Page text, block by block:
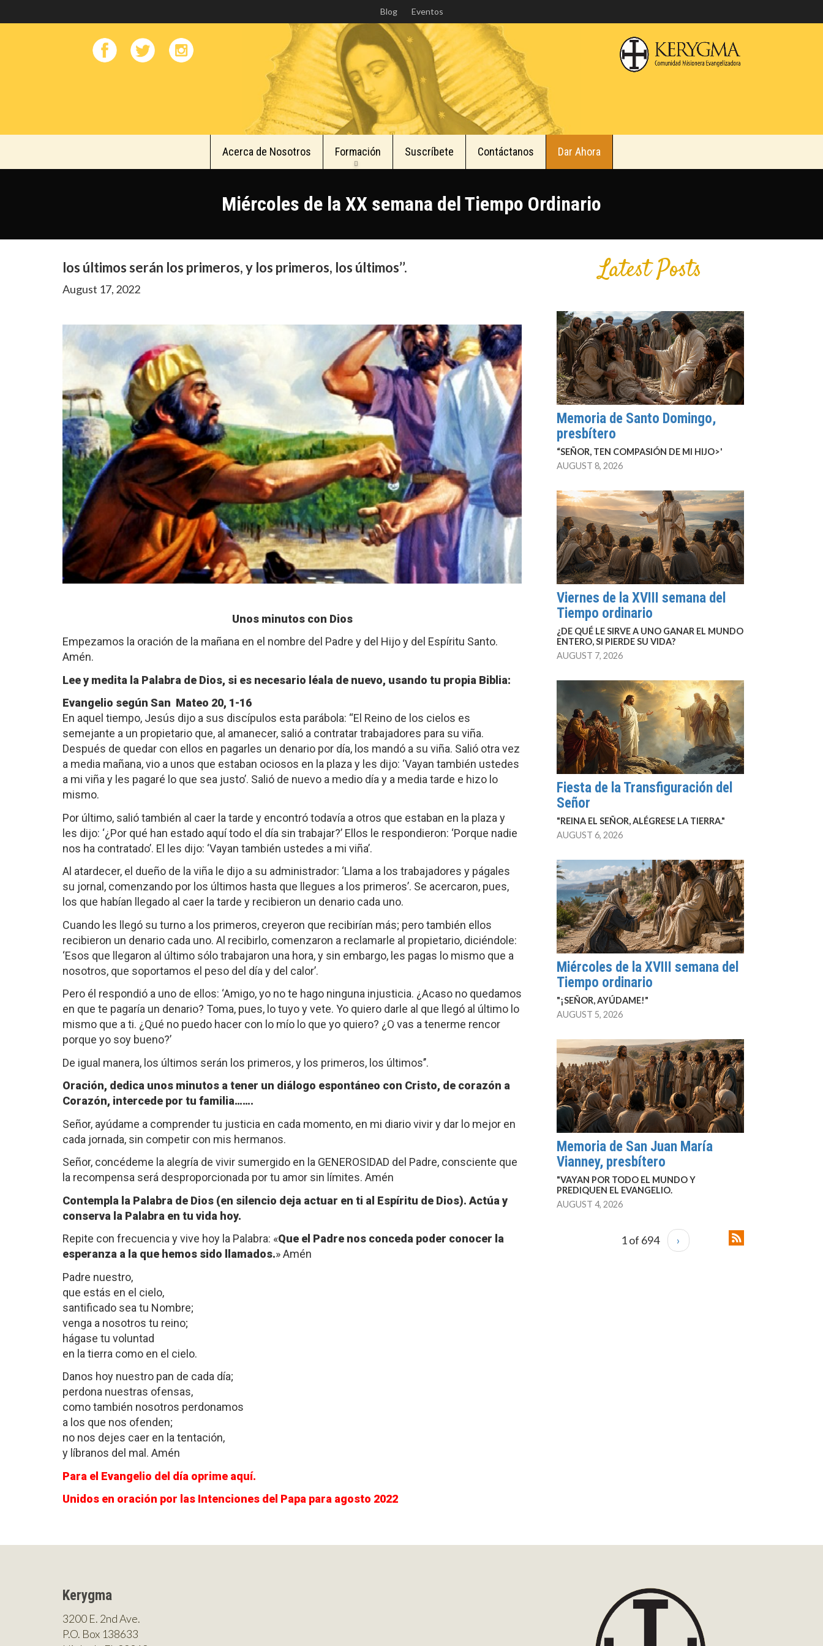
Skip
to
main
content
Blog Eventos
Acerca de Nosotros Formación Suscríbete Contáctanos Dar Ahora
Miércoles de la XX semana del Tiempo Ordinario
los últimos serán los primeros, y los primeros, los últimos’’.
August 17, 2022
Unos minutos con Dios
Empezamos la oración de la mañana en el nombre del Padre y del Hijo y del Espíritu Santo.
Amén.
Lee y medita la Palabra de Dios, si es necesario léala de nuevo, usando tu propia Biblia:
Evangelio según San Mateo 20, 1-16
En aquel tiempo, Jesús dijo a sus discípulos esta parábola: “El Reino de los cielos es
semejante a un propietario que, al amanecer, salió a contratar trabajadores para su viña.
Después de quedar con ellos en pagarles un denario por día, los mandó a su viña. Salió otra vez
a media mañana, vio a unos que estaban ociosos en la plaza y les dijo: ‘Vayan también ustedes
a mi viña y les pagaré lo que sea justo’. Salió de nuevo a medio día y a media tarde e hizo lo
mismo.
Por último, salió también al caer la tarde y encontró todavía a otros que estaban en la plaza y
les dijo: ‘¿Por qué han estado aquí todo el día sin trabajar?’ Ellos le respondieron: ‘Porque nadie
nos ha contratado’. El les dijo: ‘Vayan también ustedes a mi viña’.
Al atardecer, el dueño de la viña le dijo a su administrador: ‘Llama a los trabajadores y págales
su jornal, comenzando por los últimos hasta que llegues a los primeros’. Se acercaron, pues,
los que habían llegado al caer la tarde y recibieron un denario cada uno.
Cuando les llegó su turno a los primeros, creyeron que recibirían más; pero también ellos
recibieron un denario cada uno. Al recibirlo, comenzaron a reclamarle al propietario, diciéndole:
‘Esos que llegaron al último sólo trabajaron una hora, y sin embargo, les pagas lo mismo que a
nosotros, que soportamos el peso del día y del calor’.
Pero él respondió a uno de ellos: ‘Amigo, yo no te hago ninguna injusticia. ¿Acaso no quedamos
en que te pagaría un denario? Toma, pues, lo tuyo y vete. Yo quiero darle al que llegó al último lo
mismo que a ti. ¿Qué no puedo hacer con lo mío lo que yo quiero? ¿O vas a tenerme rencor
porque yo soy bueno?’
De igual manera, los últimos serán los primeros, y los primeros, los últimos’’.
Oración, dedica unos minutos a tener un diálogo espontáneo con Cristo, de corazón a
Corazón, intercede por tu familia…….
Señor, ayúdame a comprender tu justicia en cada momento, en mi diario vivir y dar lo mejor en
cada jornada, sin competir con mis hermanos.
Señor, concédeme la alegría de vivir sumergido en la GENEROSIDAD del Padre, consciente que
la recompensa será desproporcionada por tu amor sin límites. Amén
Contempla la Palabra de Dios (en silencio deja actuar en ti al Espíritu de Dios). Actúa y
conserva la Palabra en tu vida hoy.
Repite con frecuencia y vive hoy la Palabra: «Que el Padre nos conceda poder conocer la
esperanza a la que hemos sido llamados.» Amén
Padre nuestro,
que estás en el cielo,
santificado sea tu Nombre;
venga a nosotros tu reino;
hágase tu voluntad
en la tierra como en el cielo.
Danos hoy nuestro pan de cada día;
perdona nuestras ofensas,
como también nosotros perdonamos
a los que nos ofenden;
no nos dejes caer en la tentación,
y líbranos del mal. Amén
Para el Evangelio del día oprime aquí.
Unidos en oración por las Intenciones del Papa para agosto 2022
Latest Posts
Memoria de Santo Domingo,
presbítero
“SEÑOR, TEN COMPASIÓN DE MI HIJO>'
AUGUST 8, 2026
Viernes de la XVIII semana del
Tiempo ordinario
¿DE QUÉ LE SIRVE A UNO GANAR EL MUNDO
ENTERO, SI PIERDE SU VIDA?
AUGUST 7, 2026
Fiesta de la Transfiguración del
Señor
"REINA EL SEÑOR, ALÉGRESE LA TIERRA."
AUGUST 6, 2026
Miércoles de la XVIII semana del
Tiempo ordinario
"¡SEÑOR, AYÚDAME!"
AUGUST 5, 2026
Memoria de San Juan María
Vianney, presbítero
"VAYAN POR TODO EL MUNDO Y
PREDIQUEN EL EVANGELIO.
AUGUST 4, 2026
1 of 694 ›
Kerygma
3200 E. 2nd Ave.
P.O. Box 138633